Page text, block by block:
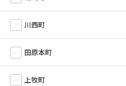
川西町
田原本町
上牧町